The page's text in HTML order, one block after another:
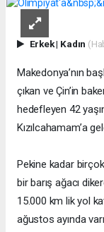
Erkek| Kadın
Makedonya’nın
çıkan ve Çin’in
hedefleyen 42
Kızılcahamam’a
Pekine kadar
bir barış ağacı
15.000 km lik yol
ağustos ayında